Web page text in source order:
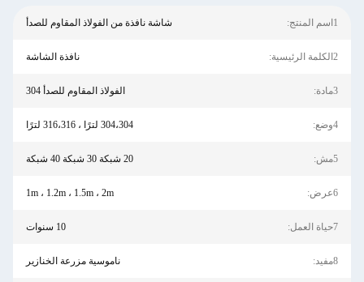
1اسم المنتج: شاشة نافذة من الفولاذ المقاوم للصدأ
2الكلمة الرئيسية: نافذة الشاشة
3مادة: الفولاذ المقاوم للصدأ 304
4وضع: 304،304 لترًا ، 316،316 لترًا
5مش: 20 شبكة 30 شبكة 40 شبكة
6عرض: 1m ، 1.2m ، 1.5m ، 2m
7حياة العمل: 10 سنوات
8مفيد: ناموسية مزرعة الخنازير